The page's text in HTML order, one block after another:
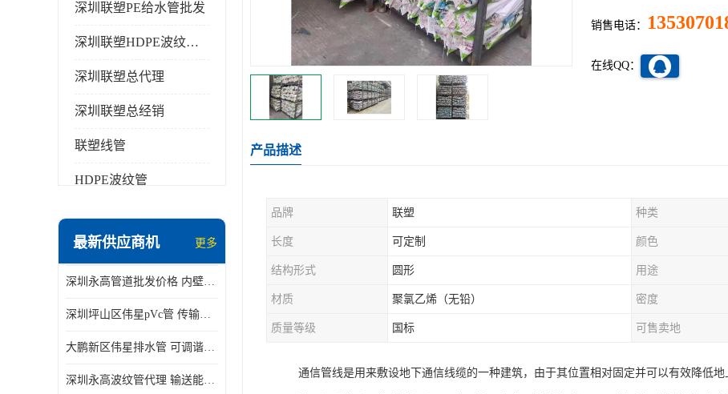
深圳联塑PE给水管批发
深圳联塑HDPE波纹管批发
深圳联塑总代理
深圳联塑总经销
联塑线管
HDPE波纹管
最新供应商机 更多
深圳永高管道批发价格 内壁光滑 抗震性能好
深圳坪山区伟星pVc管 传输损耗小 频率稳定性好
大鹏新区伟星排水管 可调谐性好 大功率 效率高
深圳永高波纹管代理 输送能力强 可以承受高温
销售电话：
在线QQ：
产品描述
品牌 联塑 种类
长度 可定制 颜色
结构形式 圆形 用途
材质 聚氯乙烯（无铅） 密度
质量等级 国标 可售卖地
通信管线是用来敷设地下通信线缆的一种建筑，由于其位置相对固定并可以有效降低